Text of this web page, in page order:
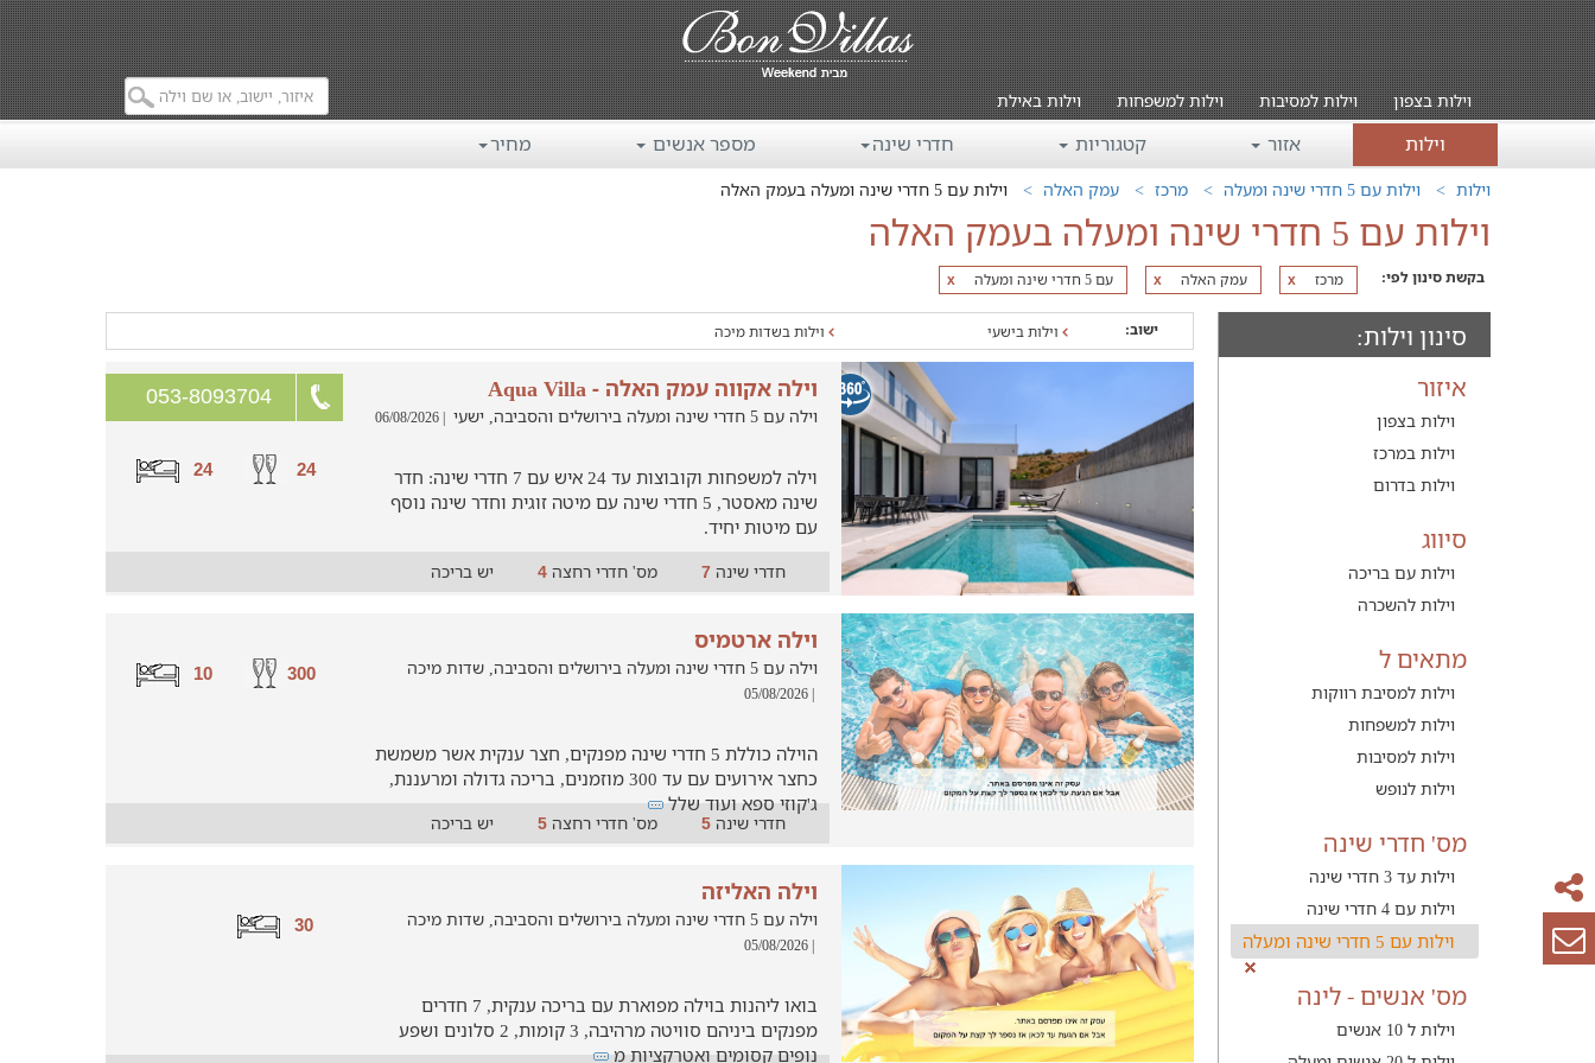
וילות בצפון וילות למסיבות וילות למשפחות וילות באילת
וילות אזור קטגוריות חדרי שינה מספר אנשים מחיר
וילות וילות עם 5 חדרי שינה ומעלה מרכז עמק האלה וילות עם 5 חדרי שינה ומעלה בעמק האלה
וילות עם 5 חדרי שינה ומעלה בעמק האלה
בקשת סינון לפי: x מרכז x עמק האלה x עם 5 חדרי שינה ומעלה
סינון וילות:
איזור
וילות בצפון
וילות במרכז
וילות בדרום
סיווג
וילות עם בריכה
וילות להשכרה
מתאים ל
וילות למסיבת רווקות
וילות למשפחות
וילות למסיבות
וילות לנופש
מס' חדרי שינה
וילות עד 3 חדרי שינה
וילות עם 4 חדרי שינה
וילות עם 5 חדרי שינה ומעלה
מס' אנשים - לינה
וילות ל 10 אנשים
ישוב: וילות בישעי וילות בשדות מיכה
053-8093704
24
24
וילה אקווה עמק האלה - Aqua Villa
וילה עם 5 חדרי שינה ומעלה בירושלים והסביבה, ישעי | 06/08/2026
וילה למשפחות וקובוצות עד 24 איש עם 7 חדרי שינה: חדר
שינה מאסטר, 5 חדרי שינה עם מיטה זוגית וחדר שינה נוסף
עם מיטות יחיד.
חדרי שינה7 מס' חדרי רחצה4 יש בריכה
300
10
וילה ארטמיס
וילה עם 5 חדרי שינה ומעלה בירושלים והסביבה, שדות מיכה
| 05/08/2026
הוילה כוללת 5 חדרי שינה מפנקים, חצר ענקית אשר משמשת
כחצר אירועים עם עד 300 מוזמנים, בריכה גדולה ומרעננת,
ג'קוזי ספא ועוד שלל
חדרי שינה5 מס' חדרי רחצה5 יש בריכה
30
וילה האליזה
וילה עם 5 חדרי שינה ומעלה בירושלים והסביבה, שדות מיכה
| 05/08/2026
בואו ליהנות בוילה מפוארת עם בריכה ענקית, 7 חדרים
מפנקים ביניהם סוויטה מרהיבה, 3 קומות, 2 סלונים ושפע
נופים קסומים ואטרקציות מ